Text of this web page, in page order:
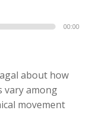
00:00
about how
vary among
movement